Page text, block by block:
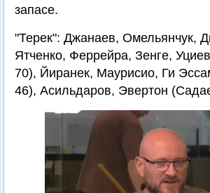
запасе.
"Терек": Джанаев, Омельянчук,
Ятченко, Феррейра, Зенге,
70), Йиранек, Маурисио, Ги
46), Асильдаров, Эвертон